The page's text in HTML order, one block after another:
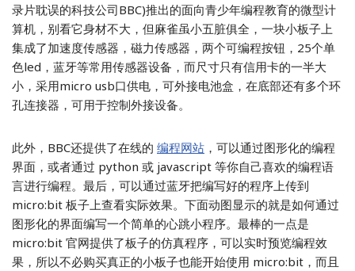
录片耽误的科技公司BBC)推出的面向青少年编程教育的微型计
算机，别看它身材不大，但麻雀虽小五脏俱全，一块小板子上
集成了加速度传感器，磁力传感器，两个可编程按钮，25个单
色led，蓝牙等常用传感器设备，而尺寸只有信用卡的一半大
小，采用micro usb口供电，可外接电池盒，在底部还有多个环
孔连接器，可用于控制外接设备。
此外，BBC还提供了在线的 编程网站 ，可以通过图形化的编程
界面，或者通过 python 或 javascript 等你自己喜欢的编程语
言进行编程。最后，可以通过蓝牙把编写好的程序上传到
micro:bit 板子上查看实际效果。下面动图显示的就是如何通过
图形化的界面编写一个简单的心跳小程序。最棒的一点是
micro:bit 官网提供了板子的仿真程序，可以实时预览编程效
果，所以不必购买真正的小板子也能开始使用 micro:bit，而且